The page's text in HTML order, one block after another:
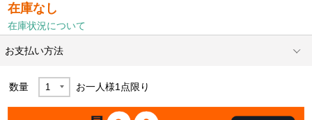
在庫なし
在庫状況について
お支払い方法
数量 お一人様1点限り